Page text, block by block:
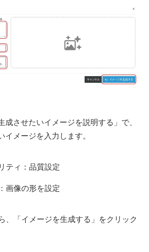
成させたいイメージを説明する」で、
イメージを入力します。
ティ：品質設定
画像の形を設定
、「イメージを生成する」をクリック